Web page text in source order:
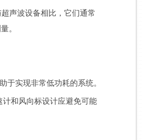
声波设备相比，它们通常
。
实现非常低功耗的系统。
和风向标设计应避免可能